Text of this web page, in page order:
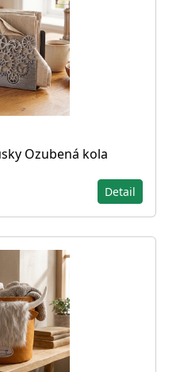
Ozubená kola
Detail